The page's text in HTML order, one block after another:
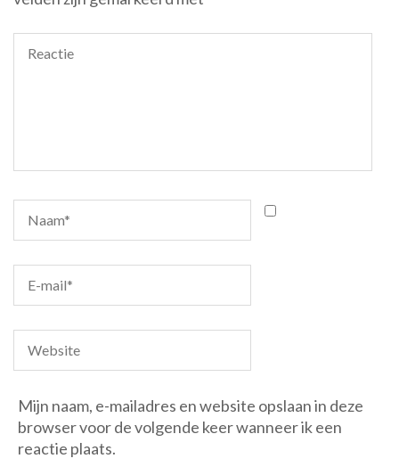
Mijn naam, e-mailadres en website opslaan in deze
browser voor de volgende keer wanneer ik een
reactie plaats.